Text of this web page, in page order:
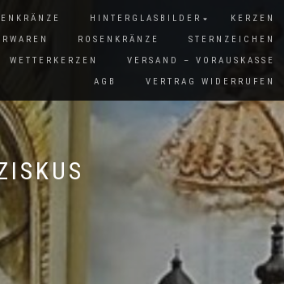
HINTERGLASBILDER
KERZEN
ROSENKRÄNZE
STERNZEICHEN
WETTERKERZEN
VERSAND – VORAUSKASSE
AGB
VERTRAG WIDERRUFEN